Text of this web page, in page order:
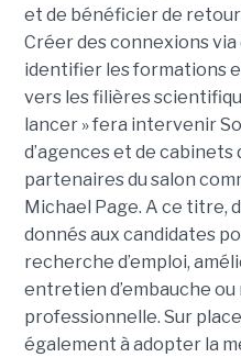
et de bénéficier de
Créer des connexions
identifier les formations
vers les filières
lancer » fera intervenir
d’agences et de
partenaires du salon
Michael Page. A ce titre,
donnés aux candidates
recherche d’emploi,
entretien d’embauche
professionnelle. Sur
également à adopter la